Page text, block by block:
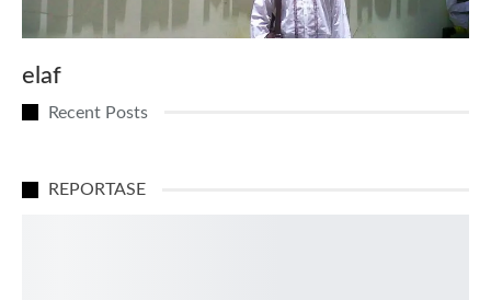
elaf
Recent Posts
REPORTASE